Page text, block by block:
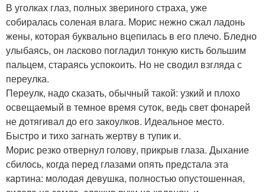
В уголках глаз, полных звериного страха, уже
собиралась соленая влага. Морис нежно сжал ладонь
жены, которая буквально вцепилась в его плечо. Бледно
улыбаясь, он ласково погладил тонкую кисть большим
пальцем, стараясь успокоить. Но не сводил взгляда с
переулка.
Переулк, надо сказать, обычный такой: узкий и плохо
освещаемый в темное время суток, ведь свет фонарей
не дотягивал до его закоулков. Идеальное место.
Быстро и тихо загнать жертву в тупик и.
Морис резко отвернул голову, прикрыв глаза. Дыхание
сбилось, когда перед глазами опять предстала эта
картина: молодая девушка, полностью опустошенная,